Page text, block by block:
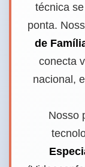
técnica
ponta.
de
conecta
nacional,
Nosso